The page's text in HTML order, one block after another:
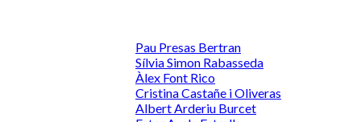
Pau Presas Bertran
Sílvia Simon Rabasseda
Àlex Font Rico
Cristina Castañe i Oliveras
Albert Arderiu Burcet